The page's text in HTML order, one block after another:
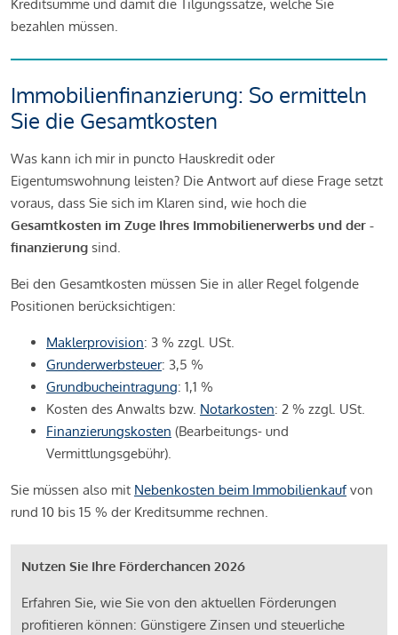
Kreditsumme und damit die Tilgungssätze, welche Sie
bezahlen müssen.
Immobilienfinanzierung: So ermitteln
Sie die Gesamtkosten
Was kann ich mir in puncto Hauskredit oder
Eigentumswohnung leisten? Die Antwort auf diese Frage setzt
voraus, dass Sie sich im Klaren sind, wie hoch die
Gesamtkosten im Zuge Ihres Immobilienerwerbs und der -
finanzierung sind.
Bei den Gesamtkosten müssen Sie in aller Regel folgende
Positionen berücksichtigen:
Maklerprovision: 3 % zzgl. USt.
Grunderwerbsteuer: 3,5 %
Grundbucheintragung: 1,1 %
Kosten des Anwalts bzw. Notarkosten: 2 % zzgl. USt.
Finanzierungskosten (Bearbeitungs- und
Vermittlungsgebühr).
Sie müssen also mit Nebenkosten beim Immobilienkaufvon
rund 10 bis 15 % der Kreditsumme rechnen.
Nutzen Sie Ihre Förderchancen 2026
Erfahren Sie, wie Sie von den aktuellen Förderungen
profitieren können: Günstigere Zinsen und steuerliche